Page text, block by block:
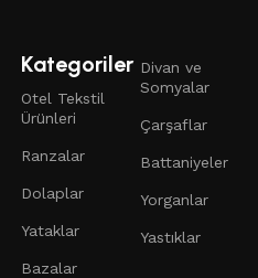
Kategoriler
Otel Tekstil
Ürünleri
Ranzalar
Dolaplar
Yataklar
Bazalar
Divan ve
Somyalar
Çarşaflar
Battaniyeler
Yorganlar
Yastıklar